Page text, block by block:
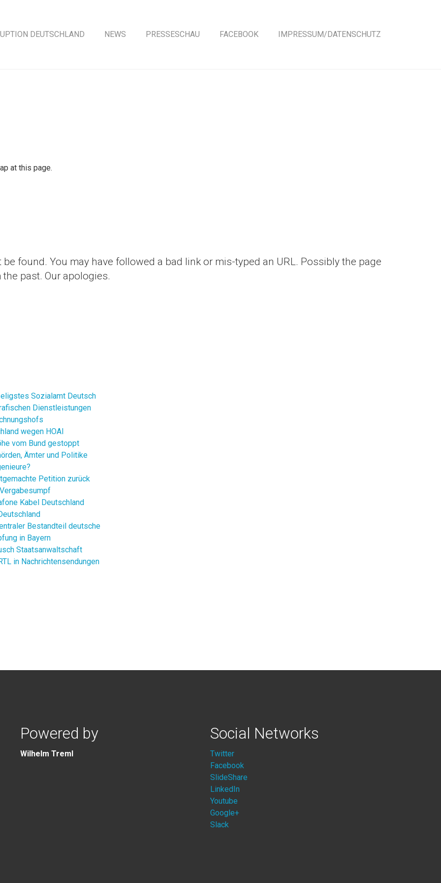
DEUTSCHLAND NEWS PRESSESCHAU FACEBOOK IMPRESSUM/DATENSCHUTZ
at this page.
be found. You may have followed a bad link or mis-typed an URL. Possibly the page
past. Our apologies.
Sozialamt Deutsch
Dienstleistungen
wegen HOAI
vom Bund gestoppt
Ämter und Politike
Petition zurück
Kabel Deutschland
Bestandteil deutsche
in Bayern
Staatsanwaltschaft
in Nachrichtensendungen
Powered by
Wilhelm Treml
Social Networks
Twitter
Facebook
SlideShare
LinkedIn
Youtube
Google+
Slack